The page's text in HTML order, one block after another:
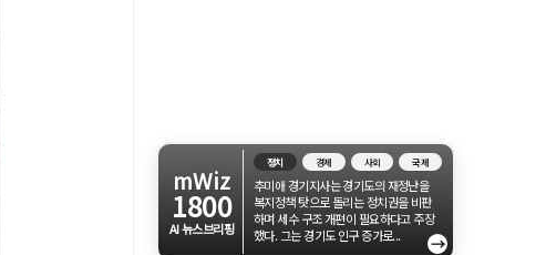
mWiz
1800
AI 뉴스브리핑
정치 경제 사회 국제
추미애 경기지사는 경기도의 재정난을
복지정책 탓으로 돌리는 정치권을 비판
하며 세수 구조 개편이 필요하다고 주장
했다. 그는 경기도 인구 증가로...
→